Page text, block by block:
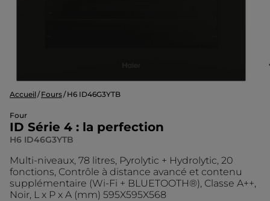
Accueil Fours H6 ID46G3YTB
Four
ID Série 4 : la perfection
H6 ID46G3YTB
Multi-niveaux, 78 litres, Pyrolytic + Hydrolytic, 20
fonctions, Contrôle à distance avancé et contenu
supplémentaire (Wi-Fi + BLUETOOTH®), Classe A++,
Noir, L x P x A (mm) 595X595X568